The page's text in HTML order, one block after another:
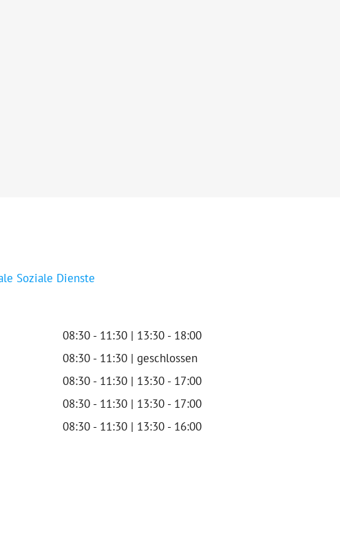
Soziale Dienste
08:30 - 11:30 | 13:30 - 18:00
08:30 - 11:30 | geschlossen
08:30 - 11:30 | 13:30 - 17:00
08:30 - 11:30 | 13:30 - 17:00
08:30 - 11:30 | 13:30 - 16:00